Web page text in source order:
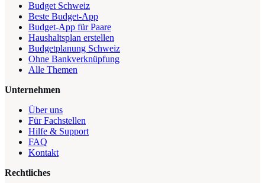
Budget Schweiz
Beste Budget-App
Budget-App für Paare
Haushaltsplan erstellen
Budgetplanung Schweiz
Ohne Bankverknüpfung
Alle Themen
Unternehmen
Über uns
Für Fachstellen
Hilfe & Support
FAQ
Kontakt
Rechtliches